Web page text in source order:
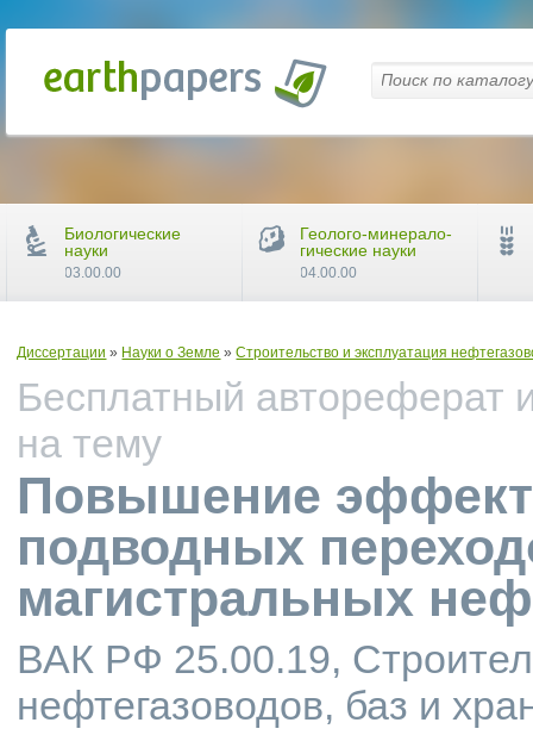
Диссертации » Науки о Земле »Строительство и эксплуатация
Бесплатный автореферат
на тему
Повышение
подводных
магистральных
ВАК РФ 25.00.19,
нефтегазоводов, баз и
Биологические
науки
03.00.00
Геолого-минерало-
гические науки
04.00.00